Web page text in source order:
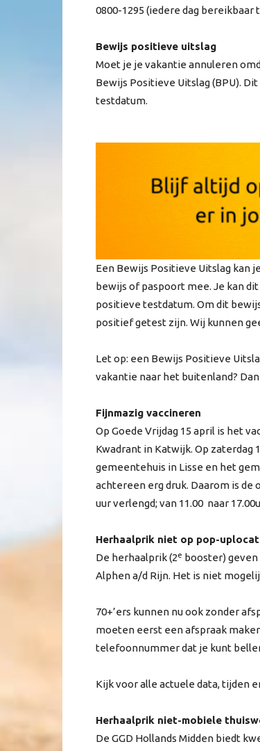
0800-1295 (iedere dag bereikbaar
Bewijs positieve uitslag
Moet je je vakantie annuleren
Bewijs Positieve Uitslag (BPU).
testdatum.
Een Bewijs Positieve Uitslag kan
bewijs of paspoort mee. Je kan
positieve testdatum. Om dit
positief getest zijn. Wij kunnen
Let op: een Bewijs Positieve
vakantie naar het buitenland?
Fijnmazig vaccineren
Op Goede Vrijdag 15 april is het
Kwadrant in Katwijk. Op
gemeentehuis in Lisse en het
achtereen erg druk. Daarom is
uur verlengd; van 11.00 naar
Herhaalprik niet op pop-
De herhaalprik (2e booster) geven
Alphen a/d Rijn. Het is niet
70+’ers kunnen nu ook zonder
moeten eerst een afspraak
telefoonnummer dat je kunt
Kijk voor alle actuele data, tijden
Herhaalprik niet-mobiele
De GGD Hollands Midden biedt